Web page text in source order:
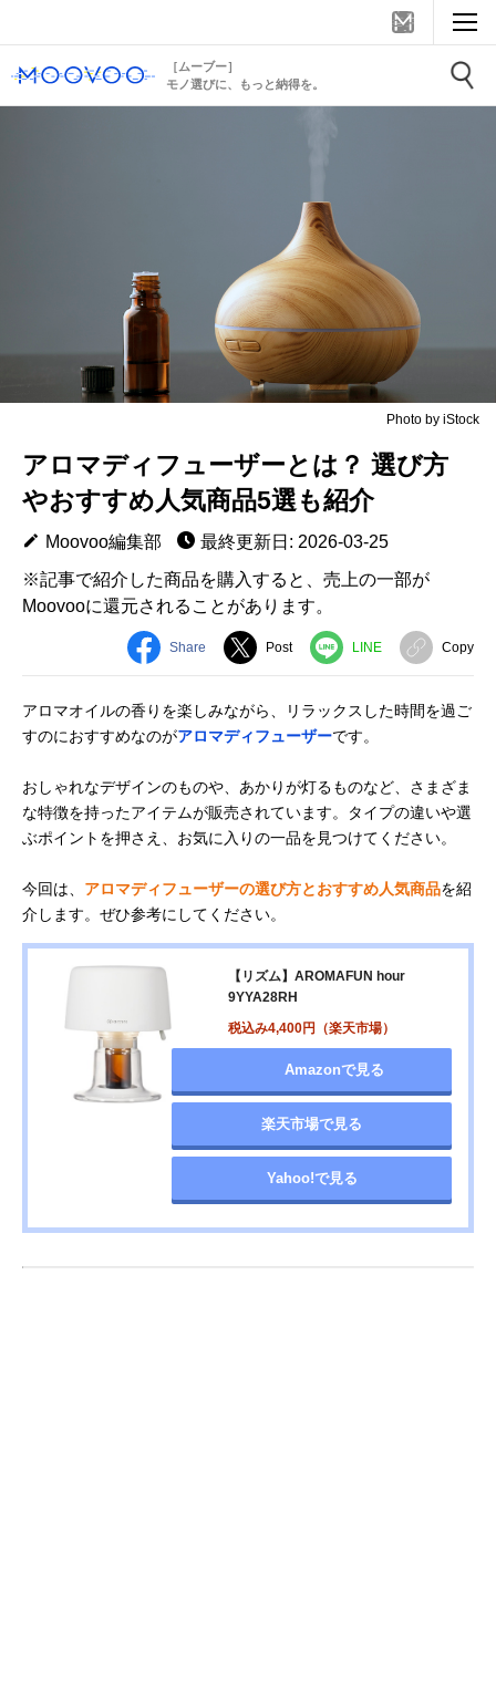
［ムーブー］
モノ選びに、もっと納得を。
Photo by iStock
アロマディフューザーとは？ 選び方
やおすすめ人気商品5選も紹介
Moovoo編集部
最終更新日: 2026-03-25
※記事で紹介した商品を購入すると、売上の一部が
Moovooに還元されることがあります。
Share Post LINE Copy
アロマオイルの香りを楽しみながら、リラックスした時間を過ご
すのにおすすめなのがアロマディフューザーです。
おしゃれなデザインのものや、あかりが灯るものなど、さまざま
な特徴を持ったアイテムが販売されています。タイプの違いや選
ぶポイントを押さえ、お気に入りの一品を見つけてください。
今回は、 アロマディフューザーの選び方とおすすめ人気商品を紹
介します。ぜひ参考にしてください。
【リズム】AROMAFUN hour
9YYA28RH
税込み4,400円（楽天市場）
Amazonで見る
楽天市場で見る
Yahoo!で見る